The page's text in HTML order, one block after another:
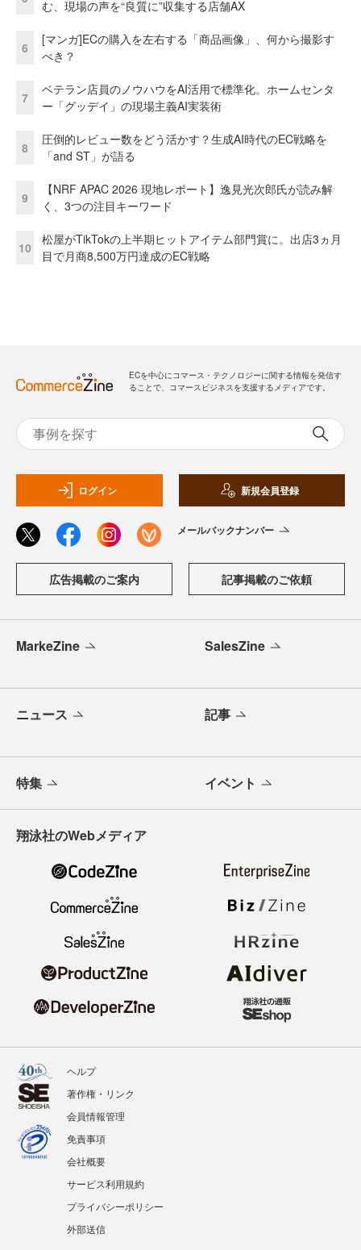
む、現場の声を“良質に”収集する店舗AX
6
[マンガ]ECの購入を左右する「商品画像」、何から撮影す
べき？
7
ベテラン店員のノウハウをAI活用で標準化。ホームセンタ
ー「グッデイ」の現場主義AI実装術
8
圧倒的レビュー数をどう活かす？生成AI時代のEC戦略を
「and ST」が語る
9
【NRF APAC 2026 現地レポート】逸見光次郎氏が読み解
く、3つの注目キーワード
10
松屋がTikTokの上半期ヒットアイテム部門賞に。出店3ヵ月
目で月商8,500万円達成のEC戦略
ECを中心にコマース・テクノロジーに関する情報を発信す
ることで、コマースビジネスを支援するメディアです。
ログイン 新規会員登録
メールバックナンバー
広告掲載のご案内 記事掲載のご依頼
MarkeZine SalesZine
ニュース 記事
特集 イベント
翔泳社のWebメディア
ヘルプ
著作権・リンク
会員情報管理
免責事項
会社概要
サービス利用規約
プライバシーポリシー
外部送信